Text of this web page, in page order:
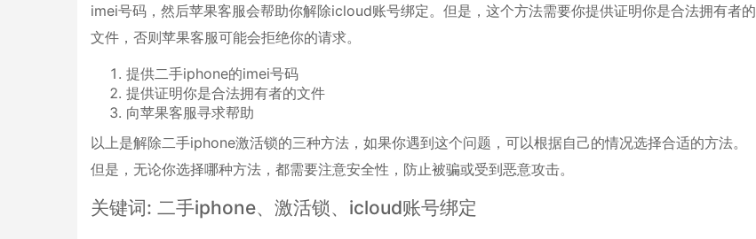
imei号码，然后苹果客服会帮助你解除icloud账号绑定。但是，这个方法需要你提供证明你是合法拥有者的
文件，否则苹果客服可能会拒绝你的请求。
提供二手iphone的imei号码
提供证明你是合法拥有者的文件
向苹果客服寻求帮助
以上是解除二手iphone激活锁的三种方法，如果你遇到这个问题，可以根据自己的情况选择合适的方法。
但是，无论你选择哪种方法，都需要注意安全性，防止被骗或受到恶意攻击。
关键词: 二手iphone、激活锁、icloud账号绑定